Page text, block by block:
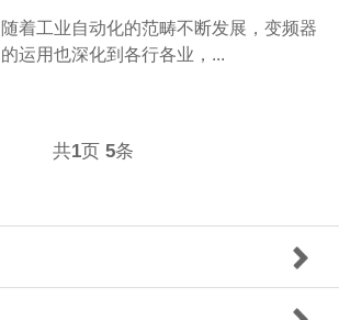
随着工业自动化的范畴不断发展，变频器
的运用也深化到各行各业，...
共1页 5条